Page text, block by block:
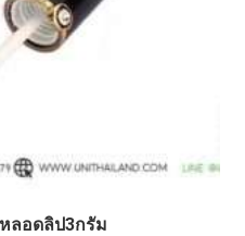
ลอดลิป3กรัม